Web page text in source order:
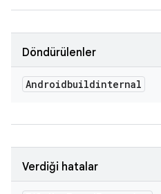
Döndürülenler
Androidbuildinternal
Verdiği hatalar